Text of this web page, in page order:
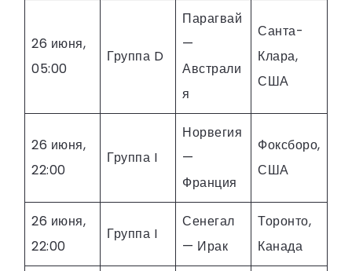
26 июня,
05:00
Группа D
Парагвай
—
Австрали
я
Санта-
Клара,
США
26 июня,
22:00
Группа I
Норвегия
—
Франция
Фоксборо,
США
26 июня,
22:00
Группа I
Сенегал
— Ирак
Торонто,
Канада